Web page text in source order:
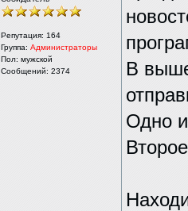
Репутация: 164
Группа: Администраторы
Пол: мужской
Сообщений: 2374
В
Одно